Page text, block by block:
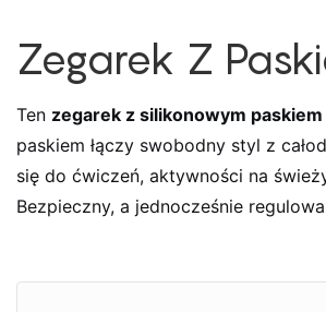
Zegarek Z
Ten zegarek z silikonowym paskiem
paskiem łączy swobodny styl z
się do ćwiczeń, aktywności na
Bezpieczny, a jednocześnie